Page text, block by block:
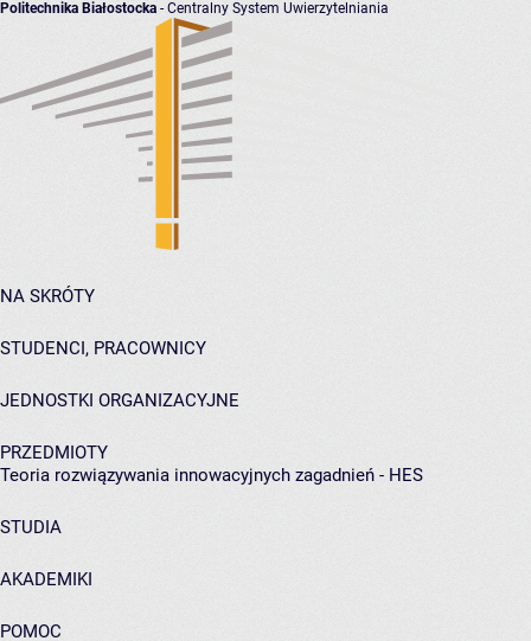
Politechnika Białostocka - Centralny System Uwierzytelniania
NA SKRÓTY
STUDENCI, PRACOWNICY
JEDNOSTKI ORGANIZACYJNE
PRZEDMIOTY
Teoria rozwiązywania innowacyjnych zagadnień - HES
STUDIA
AKADEMIKI
POMOC